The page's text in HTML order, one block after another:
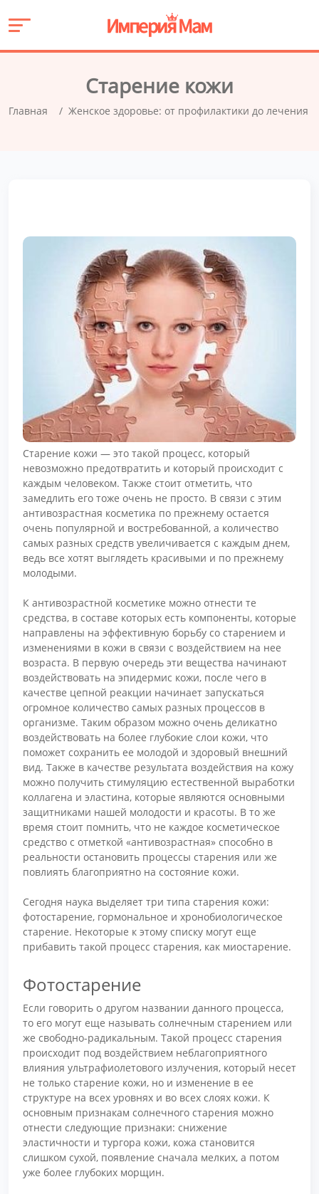
Старение кожи
Главная Женское здоровье: от профилактики до лечения
Старение кожи — это такой процесс, который
невозможно предотвратить и который происходит с
каждым человеком. Также стоит отметить, что
замедлить его тоже очень не просто. В связи с этим
антивозрастная косметика по прежнему остается
очень популярной и востребованной, а количество
самых разных средств увеличивается с каждым днем,
ведь все хотят выглядеть красивыми и по прежнему
молодыми.
К антивозрастной косметике можно отнести те
средства, в составе которых есть компоненты, которые
направлены на эффективную борьбу со старением и
изменениями в кожи в связи с воздействием на нее
возраста. В первую очередь эти вещества начинают
воздействовать на эпидермис кожи, после чего в
качестве цепной реакции начинает запускаться
огромное количество самых разных процессов в
организме. Таким образом можно очень деликатно
воздействовать на более глубокие слои кожи, что
поможет сохранить ее молодой и здоровый внешний
вид. Также в качестве результата воздействия на кожу
можно получить стимуляцию естественной выработки
коллагена и эластина, которые являются основными
защитниками нашей молодости и красоты. В то же
время стоит помнить, что не каждое косметическое
средство с отметкой «антивозрастная» способно в
реальности остановить процессы старения или же
повлиять благоприятно на состояние кожи.
Сегодня наука выделяет три типа старения кожи:
фотостарение, гормональное и хронобиологическое
старение. Некоторые к этому списку могут еще
прибавить такой процесс старения, как миостарение.
Фотостарение
Если говорить о другом названии данного процесса,
то его могут еще называть солнечным старением или
же свободно-радикальным. Такой процесс старения
происходит под воздействием неблагоприятного
влияния ультрафиолетового излучения, который несет
не только старение кожи, но и изменение в ее
структуре на всех уровнях и во всех слоях кожи. К
основным признакам солнечного старения можно
отнести следующие признаки: снижение
эластичности и тургора кожи, кожа становится
слишком сухой, появление сначала мелких, а потом
уже более глубоких морщин.